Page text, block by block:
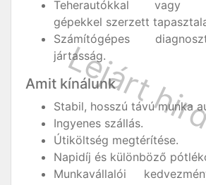
Teherautókkal vagy
gépekkel szerzett
Számítógépes
jártasság.
Amit kínálunk
Stabil, hosszú távú munka
Ingyenes szállás.
Útiköltség megtérítése.
Napidíj és különböző
Munkavállalói